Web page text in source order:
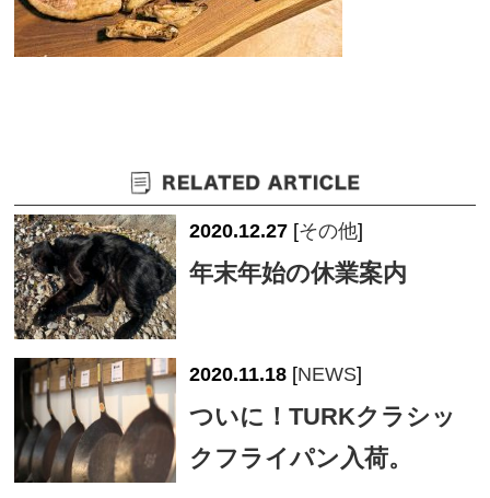
2020.12.27 [その他]
年末年始の休業案内
2020.11.18 [NEWS]
ついに！TURKクラシッ
クフライパン入荷。